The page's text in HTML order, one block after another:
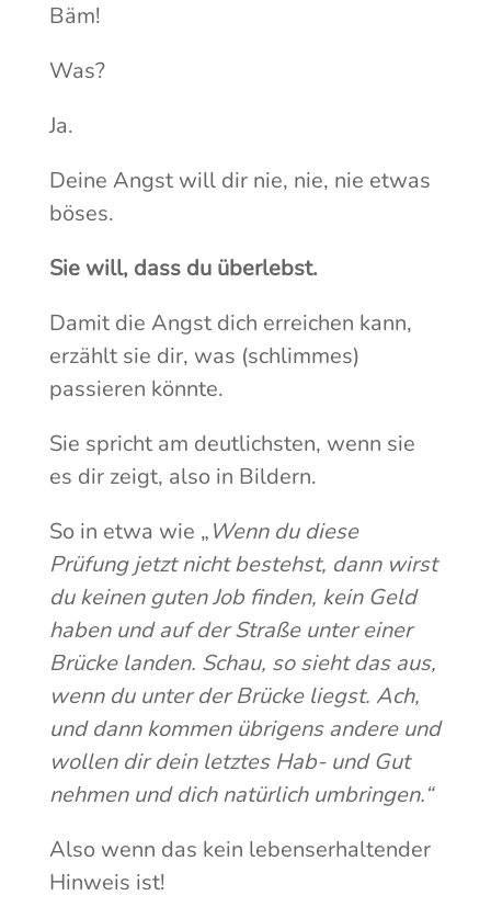
Bäm!
Was?
Ja.
Deine Angst will dir nie, nie, nie etwas
böses.
Sie will, dass du überlebst.
Damit die Angst dich erreichen kann,
erzählt sie dir, was (schlimmes)
passieren könnte.
Sie spricht am deutlichsten, wenn sie
es dir zeigt, also in Bildern.
So in etwa wie „Wenn du diese
Prüfung jetzt nicht bestehst, dann wirst
du keinen guten Job finden, kein Geld
haben und auf der Straße unter einer
Brücke landen. Schau, so sieht das aus,
wenn du unter der Brücke liegst. Ach,
und dann kommen übrigens andere und
wollen dir dein letztes Hab- und Gut
nehmen und dich natürlich umbringen.“
Also wenn das kein lebenserhaltender
Hinweis ist!